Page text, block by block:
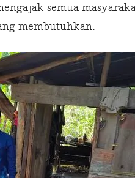
semua
membutuhkan.